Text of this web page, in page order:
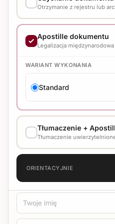
Otrzymanie z rejestru lub
WARIANT WYKONANIA
Standard
Apostille dokumentu
Legalizacja międzynarodowa
WARIANT WYKONANIA
Standard
Tłumaczenie +
Tłumaczenie
TYP TŁUMACZENIA
ORIENTACYJNIE